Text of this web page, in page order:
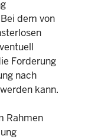
dem von
Forderung
nach
kann.
Rahmen